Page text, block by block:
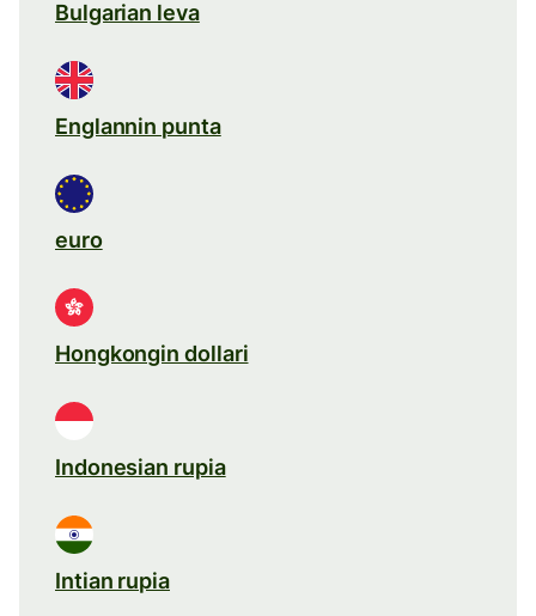
Bulgarian leva
Englannin punta
euro
Hongkongin dollari
Indonesian rupia
Intian rupia